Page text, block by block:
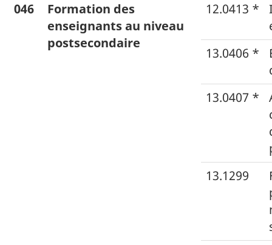
046
Formation des
enseignants au niveau
postsecondaire
12.0413 *
13.0406 *
13.0407 *
13.1299